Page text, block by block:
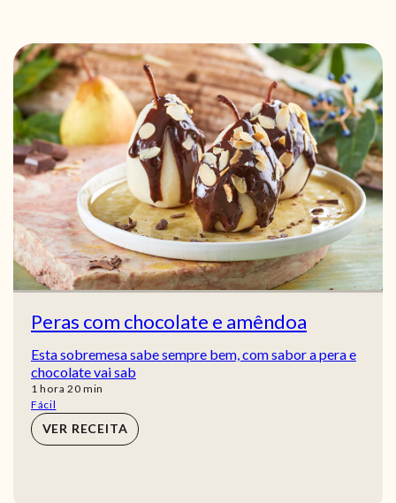
Peras com chocolate e amêndoa
Esta sobremesa sabe sempre bem, com sabor a pera e
chocolate vai sab
1 hora
hora 20min
min
Fácil
VER RECEITA